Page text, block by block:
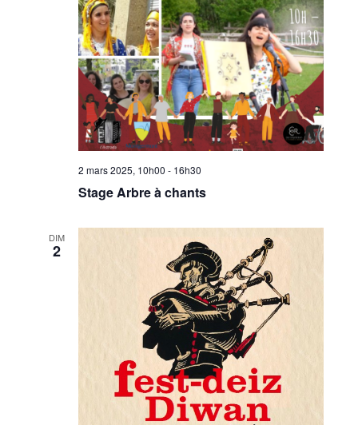
2 mars 2025, 10h00 - 16h30
Stage Arbre à chants
DIM
2